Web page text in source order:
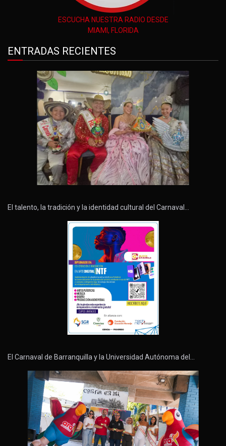
ESCUCHA NUESTRA RADIO DESDE
MIAMI, FLORIDA
ENTRADAS RECIENTES
El talento, la tradición y la identidad cultural del Carnaval…
El Carnaval de Barranquilla y la Universidad Autónoma del…